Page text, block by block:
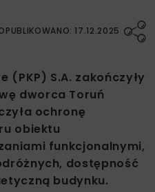
17.12.2025
(PKP) S.A. zakończyły
dworca Toruń
ochronę
obiektu
funkcjonalnymi,
dostępność
budynku.